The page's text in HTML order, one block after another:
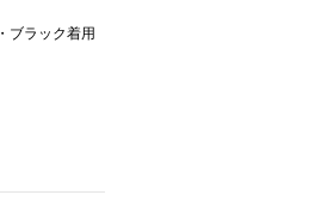
ブラック着用